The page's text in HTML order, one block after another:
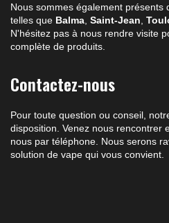
Nous sommes également présents
telles que Balma Saint-Jean
N'hésitez pas à nous rendre visite
complète de produits.
Contactez-nous
Pour toute question ou conseil,
disposition. Venez nous rencontrer
nous par téléphone. Nous serons
solution de vape qui vous convient.